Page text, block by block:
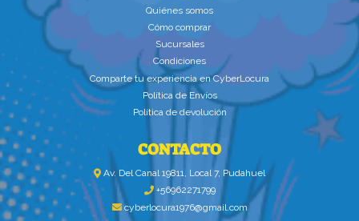
Quiénes somos
Cómo comprar
Sucursales
Condiciones
Comparte tu experiencia en CyberLocura
Política de Envíos
Política de devolución
CONTACTO
Av. Del Canal 19811, Local 7, Pudahuel
+56962271799
cyberlocura1976@gmail.com